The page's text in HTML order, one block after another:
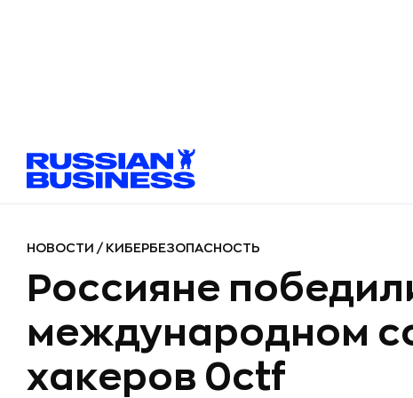
НОВОСТИ / КИБЕРБЕЗОПАСНОСТЬ
Россияне
международном
хакеров 0ctf